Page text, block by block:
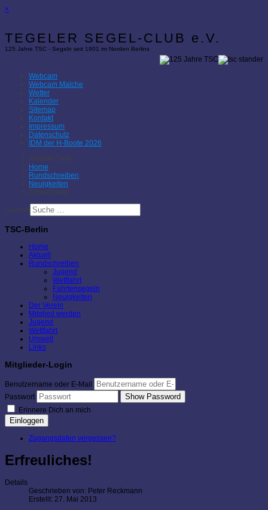
×
TEGELER SEGEL-CLUB e.V.
125 Jahre TSC - Segeln seit 1901 im Norden Berlins
Webcam
Webcam Malche
Wetter
Kalender
Sitemap
Kontakt
Impressum
Datenschutz
IDM der H-Boote 2026
Aktuelle Seite:
Home
Rundschreiben
Neuigkeiten
Erfreuliches!
Suchen
TSC-Berlin
Home
Aktuell
Rundschreiben
Jugend
Wettfahrt
Fahrtensegeln
Neuigkeiten
Der Verein
Mitglied werden
Jugend
Wettfahrt
Umwelt
Links
Mitglieder-Login
Benutzername oder E-Mail
Passwort
Show Password
Erinnere Dich an mich
Einloggen
Zugangsdaten vergessen?
Erfreuliches!
Details
Geschrieben von: Peter Reckmann
Erstellt: 27. Mai 2013